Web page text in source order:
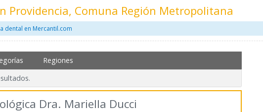
Providencia, Comuna Región Metropolitana
dental en Mercantil.com
Regiones
Dra. Mariella Ducci